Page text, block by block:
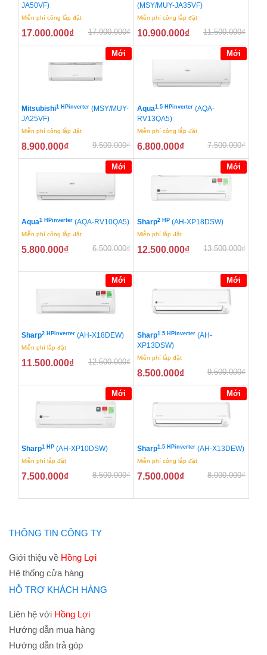
JA50VF)
Miễn phí công lắp đặt
17.000.000₫ 17.900.000₫
(MSY/MUY-JA35VF)
Miễn phí công lắp đặt
10.900.000₫ 11.500.000₫
Mới
Mitsubishi1 HPinverter (MSY/MUY-
JA25VF)
Miễn phí công lắp đặt
8.900.000₫ 9.500.000₫
Mới
Aqua1.5 HPinverter (AQA-
RV13QA5)
Miễn phí công lắp đặt
6.800.000₫ 7.500.000₫
Mới
Aqua1 HPinverter (AQA-RV10QA5)
Miễn phí công lắp đặt
5.800.000₫ 6.500.000₫
Mới
Sharp2 HP (AH-XP18DSW)
Miễn phí lắp đặt
12.500.000₫ 13.500.000₫
Mới
Sharp2 HPinverter (AH-X18DEW)
Miễn phí lắp đặt
11.500.000₫ 12.500.000₫
Mới
Sharp1.5 HPinverter (AH-
XP13DSW)
Miễn phí lắp đặt
8.500.000₫ 9.500.000₫
Mới
Sharp1 HP (AH-XP10DSW)
Miễn phí lắp đặt
7.500.000₫ 8.500.000₫
Mới
Sharp1.5 HPinverter (AH-X13DEW)
Miễn phí công lắp đặt
7.500.000₫ 8.000.000₫
THÔNG TIN CÔNG TY
Giới thiệu về Hồng Lợi
Hệ thống cửa hàng
HỖ TRỢ KHÁCH HÀNG
Liên hệ với Hồng Lợi
Hướng dẫn mua hàng
Hướng dẫn trả góp